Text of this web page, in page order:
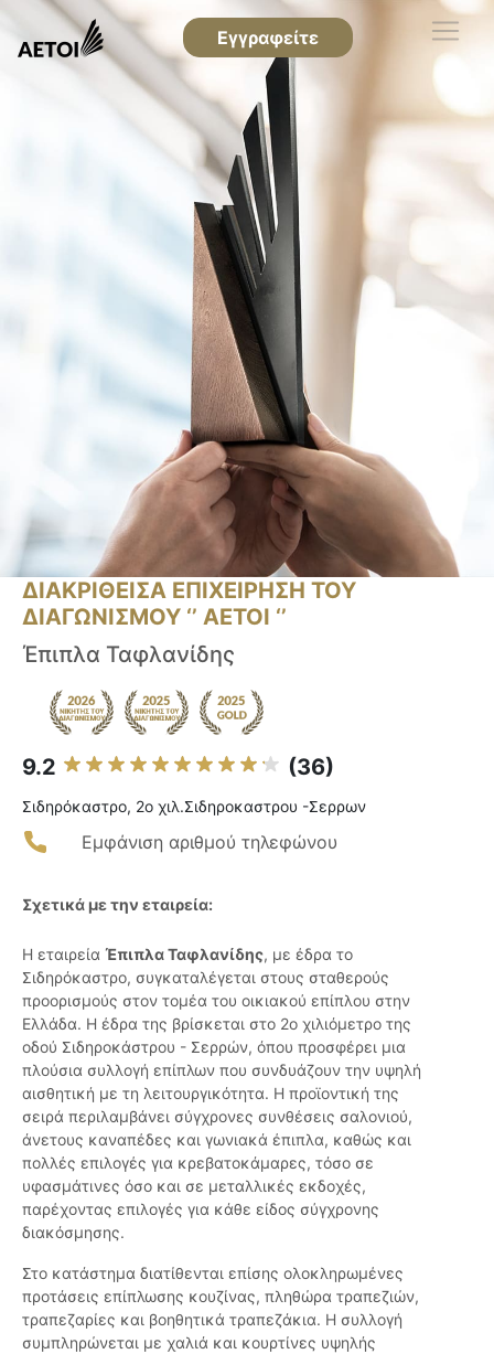
Εγγραφείτε
ΔΙΑΚΡΙΘΕΙΣΑ ΕΠΙΧΕΙΡΗΣΗ ΤΟΥ
ΔΙΑΓΩΝΙΣΜΟΥ ‘’ ΑΕΤΟΙ ‘’
Έπιπλα Ταφλανίδης
9.2 (36)
Σιδηρόκαστρο, 2ο χιλ.Σιδηροκαστρου -Σερρων
Εμφάνιση αριθμού τηλεφώνου
Σχετικά με την εταιρεία:
Η εταιρεία Έπιπλα Ταφλανίδης, με έδρα το
Σιδηρόκαστρο, συγκαταλέγεται στους σταθερούς
προορισμούς στον τομέα του οικιακού επίπλου στην
Ελλάδα. Η έδρα της βρίσκεται στο 2ο χιλιόμετρο της
οδού Σιδηροκάστρου - Σερρών, όπου προσφέρει μια
πλούσια συλλογή επίπλων που συνδυάζουν την υψηλή
αισθητική με τη λειτουργικότητα. Η προϊοντική της
σειρά περιλαμβάνει σύγχρονες συνθέσεις σαλονιού,
άνετους καναπέδες και γωνιακά έπιπλα, καθώς και
πολλές επιλογές για κρεβατοκάμαρες, τόσο σε
υφασμάτινες όσο και σε μεταλλικές εκδοχές,
παρέχοντας επιλογές για κάθε είδος σύγχρονης
διακόσμησης.
Στο κατάστημα διατίθενται επίσης ολοκληρωμένες
προτάσεις επίπλωσης κουζίνας, πληθώρα τραπεζιών,
τραπεζαρίες και βοηθητικά τραπεζάκια. Η συλλογή
συμπληρώνεται με χαλιά και κουρτίνες υψηλής